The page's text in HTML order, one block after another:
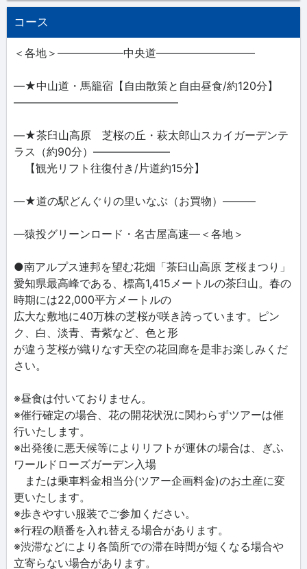
コース
＜各地＞――――――中央道―――――――――
―★中山道・馬籠宿【自由散策と自由昼食/約120分】
―――――――――――――――
―★茶臼山高原 芝桜の丘・萩太郎山スカイガーデンテ
ラス（約90分）―――――――
【観光リフト往復付き/片道約15分】
―★道の駅どんぐりの里いなぶ（お買物）―――
―猿投グリーンロード・名古屋高速―＜各地＞
●南アルプス連邦を望む花畑「茶臼山高原 芝桜まつり」
愛知県最高峰である、標高1,415メートルの茶臼山。春の
時期には22,000平方メートルの
広大な敷地に40万株の芝桜が咲き誇っています。ピン
ク、白、淡青、青紫など、色と形
が違う芝桜が織りなす天空の花回廊を是非お楽しみくだ
さい。
※昼食は付いておりません。
※催行確定の場合、花の開花状況に関わらずツアーは催
行いたします。
※出発後に悪天候等によりリフトが運休の場合は、ぎふ
ワールドローズガーデン入場
または乗車料金相当分(ツアー企画料金)のお土産に変
更いたします。
※歩きやすい服装でご参加ください。
※行程の順番を入れ替える場合があります。
※渋滞などにより各箇所での滞在時間が短くなる場合や
立寄らない場合があります。